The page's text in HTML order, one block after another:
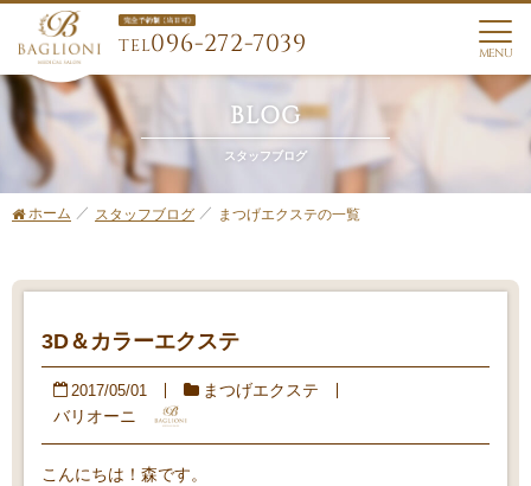
TEL096-272-7039 MENU
BLOG
スタッフブログ
ホーム スタッフブログ まつげエクステの一覧
3D＆カラーエクステ
2017/05/01
まつげエクステ
バリオーニ
こんにちは！森です。